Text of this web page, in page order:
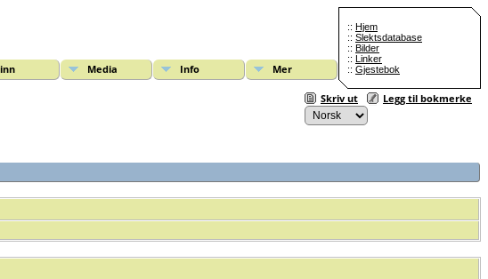
:: Hjem
:: Slektsdatabase
:: Bilder
:: Linker
:: Gjestebok
Media Info Mer
Skriv ut Legg til bokmerke